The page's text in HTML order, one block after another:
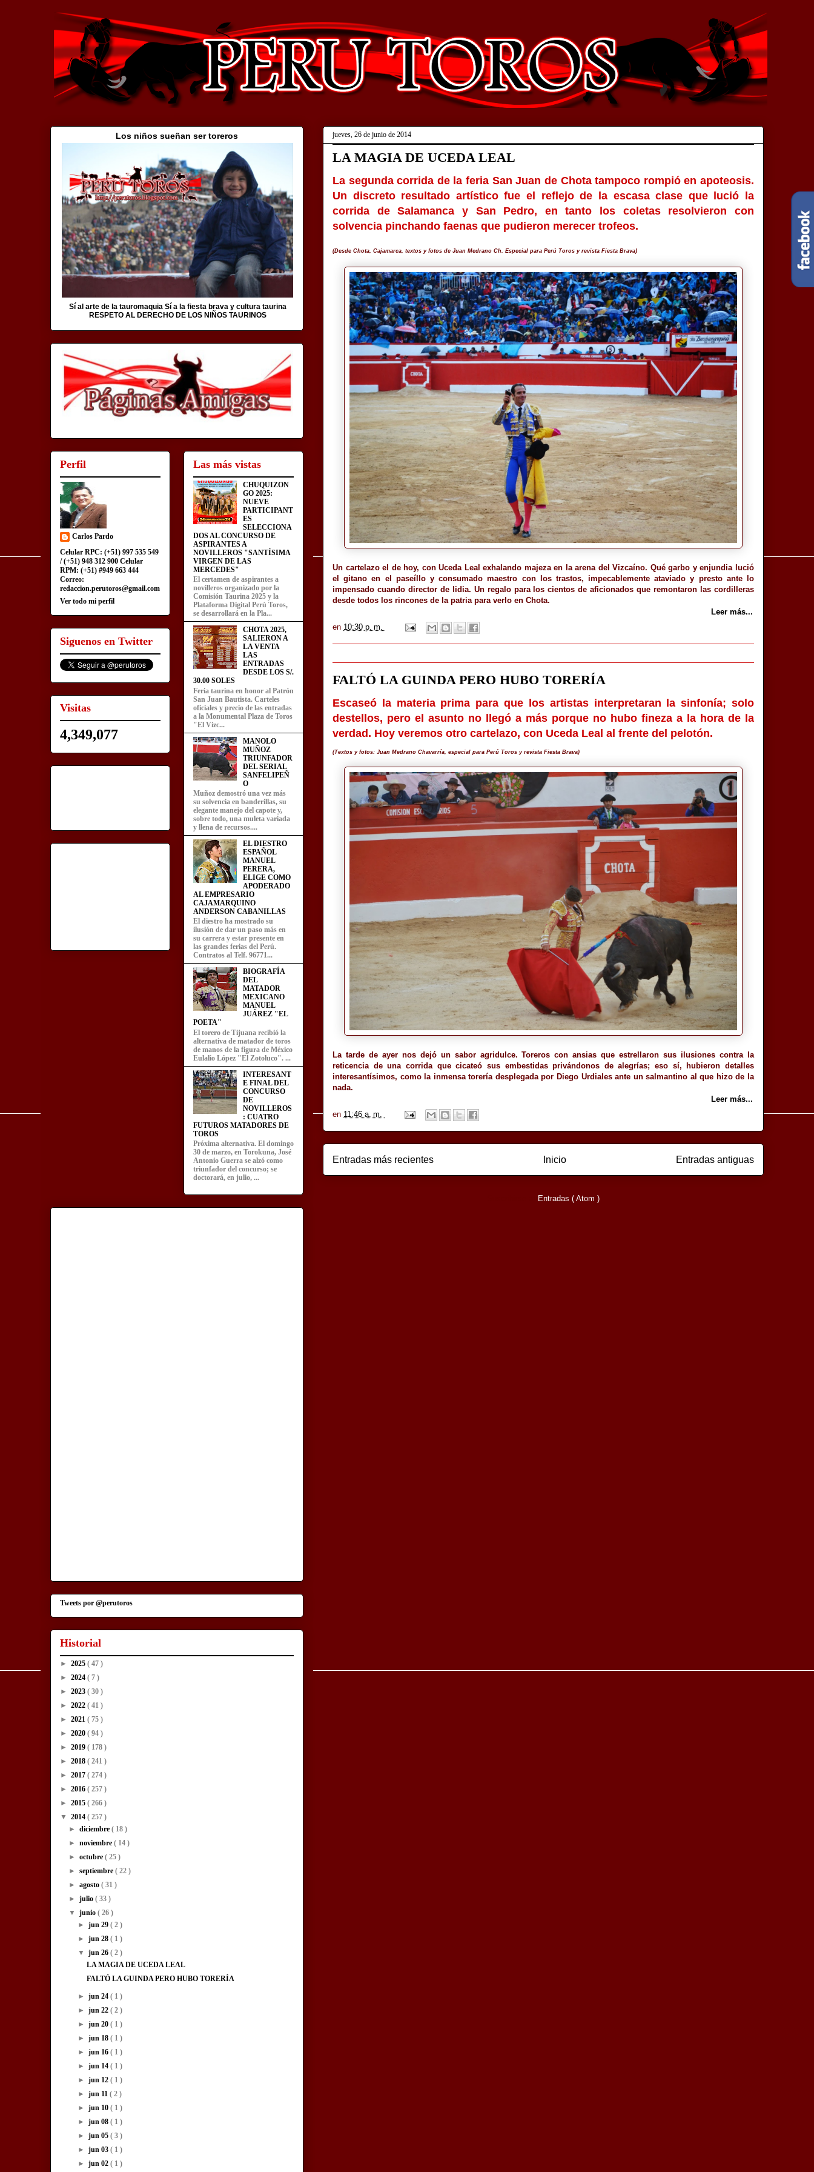
jueves, 26 de junio de 2014
LA MAGIA DE UCEDA LEAL
La segunda corrida de la feria San Juan de Chota tampoco rompió en apoteosis.
Un discreto resultado artístico fue el reflejo de la escasa clase que lució la
corrida de Salamanca y San Pedro, en tanto los coletas resolvieron con
solvencia pinchando faenas que pudieron merecer trofeos.
(Desde Chota, Cajamarca, textos y fotos de Juan Medrano Ch. Especial para Perú Toros y revista Fiesta Brava)
Un cartelazo el de hoy, con Uceda Leal exhalando majeza en la arena del Vizcaíno. Qué garbo y enjundia lució
el gitano en el paseíllo y consumado maestro con los trastos, impecablemente ataviado y presto ante lo
impensado cuando director de lidia. Un regalo para los cientos de aficionados que remontaron las cordilleras
desde todos los rincones de la patria para verlo en Chota.
Leer más...
en 10:30 p. m.
FALTÓ LA GUINDA PERO HUBO TORERÍA
Escaseó la materia prima para que los artistas interpretaran la sinfonía; solo
destellos, pero el asunto no llegó a más porque no hubo fineza a la hora de la
verdad. Hoy veremos otro cartelazo, con Uceda Leal al frente del pelotón.
(Textos y fotos: Juan Medrano Chavarría, especial para Perú Toros y revista Fiesta Brava)
La tarde de ayer nos dejó un sabor agridulce. Toreros con ansias que estrellaron sus ilusiones contra la
reticencia de una corrida que cicateó sus embestidas privándonos de alegrías; eso sí, hubieron detalles
interesantísimos, como la inmensa torería desplegada por Diego Urdiales ante un salmantino al que hizo de la
nada.
Leer más...
en 11:46 a. m.
Entradas más recientes Entradas antiguas
Inicio
Entradas ( Atom )
Los niños sueñan ser toreros
Sí al arte de la tauromaquia Sí a la fiesta brava y cultura taurina
RESPETO AL DERECHO DE LOS NIÑOS TAURINOS
Perfil
Carlos Pardo
Celular RPC: (+51) 997 535 549
/ (+51) 948 312 900 Celular
RPM: (+51) #949 663 444
Correo:
redaccion.perutoros@gmail.com
Ver todo mi perfil
Siguenos en Twitter
Visitas
4,349,077
Las más vistas
CHUQUIZON
GO 2025:
NUEVE
PARTICIPANT
ES
SELECCIONA
DOS AL CONCURSO DE
ASPIRANTES A
NOVILLEROS "SANTÍSIMA
VIRGEN DE LAS
MERCEDES"
El certamen de aspirantes a
novilleros organizado por la
Comisión Taurina 2025 y la
Plataforma Digital Perú Toros,
se desarrollará en la Pla...
CHOTA 2025,
SALIERON A
LA VENTA
LAS
ENTRADAS
DESDE LOS S/.
30.00 SOLES
Feria taurina en honor al Patrón
San Juan Bautista. Carteles
oficiales y precio de las entradas
a la Monumental Plaza de Toros
"El Vizc...
MANOLO
MUÑOZ
TRIUNFADOR
DEL SERIAL
SANFELIPEÑ
O
Muñoz demostró una vez más
su solvencia en banderillas, su
elegante manejo del capote y,
sobre todo, una muleta variada
y llena de recursos....
EL DIESTRO
ESPAÑOL
MANUEL
PERERA,
ELIGE COMO
APODERADO
AL EMPRESARIO
CAJAMARQUINO
ANDERSON CABANILLAS
El diestro ha mostrado su
ilusión de dar un paso más en
su carrera y estar presente en
las grandes ferias del Perú.
Contratos al Telf. 96771...
BIOGRAFÍA
DEL
MATADOR
MEXICANO
MANUEL
JUÁREZ "EL
POETA"
El torero de Tijuana recibió la
alternativa de matador de toros
de manos de la figura de México
Eulalio López "El Zotoluco". ...
INTERESANT
E FINAL DEL
CONCURSO
DE
NOVILLEROS
: CUATRO
FUTUROS MATADORES DE
TOROS
Próxima alternativa. El domingo
30 de marzo, en Torokuna, José
Antonio Guerra se alzó como
triunfador del concurso; se
doctorará, en julio, ...
Tweets por @perutoros
Historial
► 2025 ( 47 )
► 2024 ( 7 )
► 2023 ( 30 )
► 2022 ( 41 )
► 2021 ( 75 )
► 2020 ( 94 )
► 2019 ( 178 )
► 2018 ( 241 )
► 2017 ( 274 )
► 2016 ( 257 )
► 2015 ( 266 )
▼ 2014 ( 257 )
►diciembre( 18 )
►noviembre( 14 )
►octubre( 25 )
►septiembre( 22 )
►agosto( 31 )
►julio( 33 )
▼junio( 26 )
► jun 29 ( 2 )
► jun 28 ( 1 )
▼ jun 26 ( 2 )
LA MAGIA DE UCEDA LEAL
FALTÓ LA GUINDA PERO HUBO TORERÍA
► jun 24 ( 1 )
► jun 22 ( 2 )
► jun 20 ( 1 )
► jun 18 ( 1 )
► jun 16 ( 1 )
► jun 14 ( 1 )
► jun 12 ( 1 )
► jun 11 ( 2 )
► jun 10 ( 1 )
► jun 08 ( 1 )
► jun 05 ( 3 )
► jun 03 ( 1 )
► jun 02 ( 1 )